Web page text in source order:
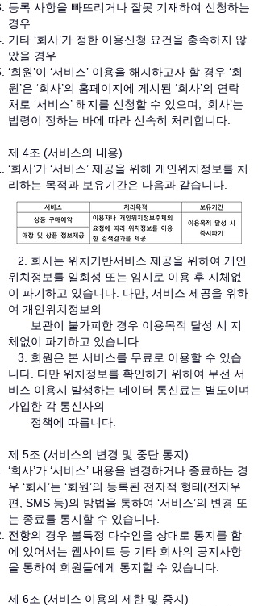
등록 사항을 빠뜨리거나 잘못 기재하여 신청하는
경우
기타 ‘회사’가 정한 이용신청 요건을 충족하지 않
았을 경우
‘회원’이 ‘서비스’ 이용을 해지하고자 할 경우 ‘회
원’은 ‘회사’의 홈페이지에 게시된 ‘회사’의 연락
처로 ‘서비스’ 해지를 신청할 수 있으며, ‘회사’는
법령이 정하는 바에 따라 신속히 처리합니다.
제 4조 (서비스의 내용)
‘회사’가 ‘서비스’ 제공을 위해 개인위치정보를 처
리하는 목적과 보유기간은 다음과 같습니다.
2. 회사는 위치기반서비스 제공을 위하여 개인
위치정보를 일회성 또는 임시로 이용 후 지체없
이 파기하고 있습니다. 다만, 서비스 제공을 위하
여 개인위치정보의
보관이 불가피한 경우 이용목적 달성 시 지
체없이 파기하고 있습니다.
3. 회원은 본 서비스를 무료로 이용할 수 있습
니다. 다만 위치정보를 확인하기 위하여 무선 서
비스 이용시 발생하는 데이터 통신료는 별도이며
가입한 각 통신사의
정책에 따릅니다.
제 5조 (서비스의 변경 및 중단 통지)
‘회사’가 ‘서비스’ 내용을 변경하거나 종료하는 경
우 ‘회사’는 ‘회원’의 등록된 전자적 형태(전자우
편, SMS 등)의 방법을 통하여 ‘서비스’의 변경 또
는 종료를 통지할 수 있습니다.
전항의 경우 불특정 다수인을 상대로 통지를 함
에 있어서는 웹사이트 등 기타 회사의 공지사항
을 통하여 회원들에게 통지할 수 있습니다.
제 6조 (서비스 이용의 제한 및 중지)